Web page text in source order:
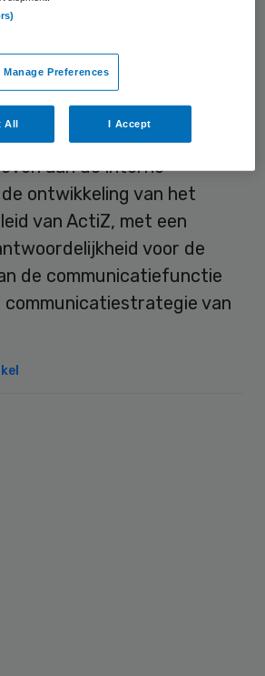
zowel bedrijfsvoering als
1 december in haar nieuwe
directeur. In die
zij samen met Wouter van
aan de interne
ontwikkeling van het
van ActiZ, met een
voor de
de communicatiefunctie
communicatiestrategie van
Manage Preferences
All I Accept